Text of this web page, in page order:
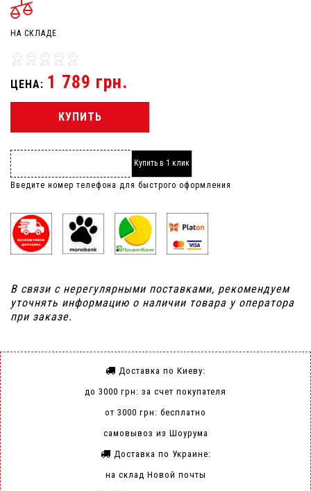
НА СКЛАДЕ
ЦЕНА: 1 789 грн.
КУПИТЬ
Купить в 1 клик
Введите номер телефона для быстрого оформления
В связи с нерегулярными поставками, рекомендуем
уточнять информацию о наличии товара у оператора
при заказе.
Доставка по Киеву:
до 3000 грн: за счет покупателя
от 3000 грн: бесплатно
самовывоз из Шоурума
Доставка по Украине:
на склад Новой почты